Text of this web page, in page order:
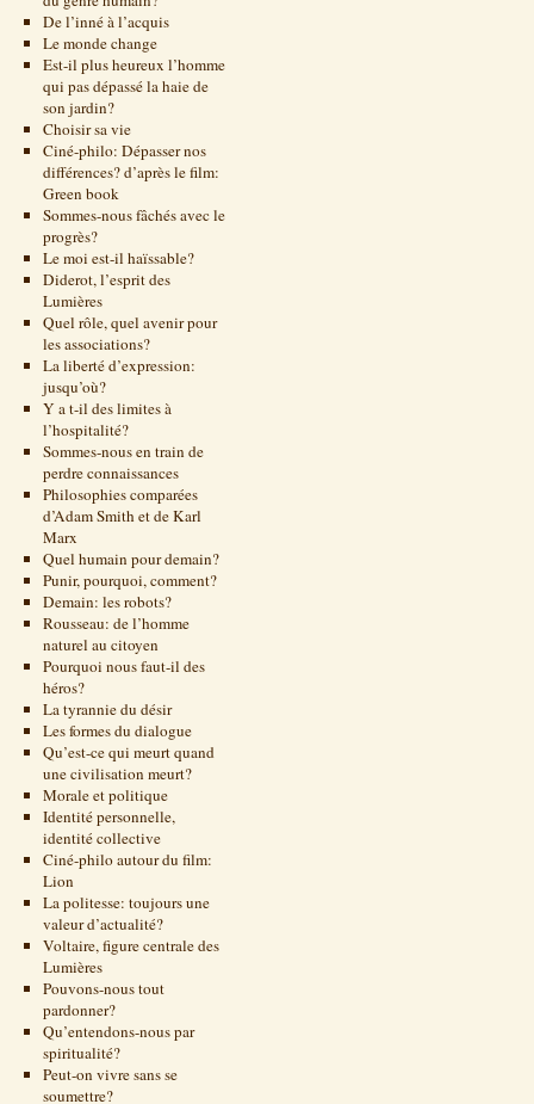
De l’inné à l’acquis
Le monde change
Est-il plus heureux l’homme
qui pas dépassé la haie de
son jardin?
Choisir sa vie
Ciné-philo: Dépasser nos
différences? d’après le film:
Green book
Sommes-nous fâchés avec le
progrès?
Le moi est-il haïssable?
Diderot, l’esprit des
Lumières
Quel rôle, quel avenir pour
les associations?
La liberté d’expression:
jusqu’où?
Y a t-il des limites à
l’hospitalité?
Sommes-nous en train de
perdre connaissances
Philosophies comparées
d’Adam Smith et de Karl
Marx
Quel humain pour demain?
Punir, pourquoi, comment?
Demain: les robots?
Rousseau: de l’homme
naturel au citoyen
Pourquoi nous faut-il des
héros?
La tyrannie du désir
Les formes du dialogue
Qu’est-ce qui meurt quand
une civilisation meurt?
Morale et politique
Identité personnelle,
identité collective
Ciné-philo autour du film:
Lion
La politesse: toujours une
valeur d’actualité?
Voltaire, figure centrale des
Lumières
Pouvons-nous tout
pardonner?
Qu’entendons-nous par
spiritualité?
Peut-on vivre sans se
soumettre?